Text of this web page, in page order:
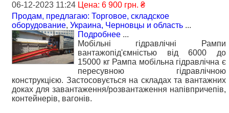
06-12-2023 11:24 Цена: 6 900 грн. ₴
Продам, предлагаю: Торговое, складское
оборудование, Украина, Черновцы и область ...
Подробнее ...
Мобільні гідравлічні Рампи
вантажопід'ємністью від 6000 до
15000 кг Рампа мобільна гідравлічна є
пересувною гідравлічною
конструкцією. Застосовується на складах та вантажних
доках для завантаження/розвантаження напівпричепів,
контейнерів, вагонів.